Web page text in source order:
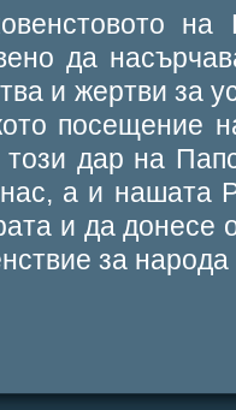
на
да
и жертви за
посещение
дар на
а и нашата
и да донесе
за